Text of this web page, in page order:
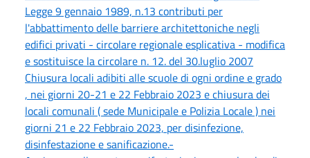
Legge 9 gennaio 1989, n.13 contributi per
l'abbattimento delle barriere architettoniche negli
edifici privati - circolare regionale esplicativa - modifica
e sostituisce la circolare n. 12. del 30.luglio 2007
Chiusura locali adibiti alle scuole di ogni ordine e grado
, nei giorni 20-21 e 22 Febbraio 2023 e chiusura dei
locali comunali ( sede Municipale e Polizia Locale ) nei
giorni 21 e 22 Febbraio 2023, per disinfezione,
disinfestazione e sanificazione.-